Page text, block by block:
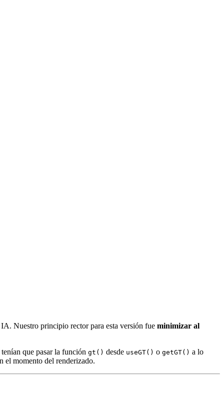
IA. Nuestro principio rector para esta versión fue minimizar al
que pasar la función gt() desde useGT() o getGT() a lo
el momento del renderizado.